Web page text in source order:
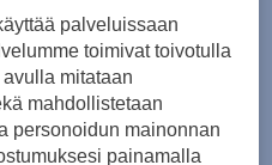
palveluissaan
toimivat toivotulla
mitataan
mahdollistetaan
personoidun mainonnan
painamalla